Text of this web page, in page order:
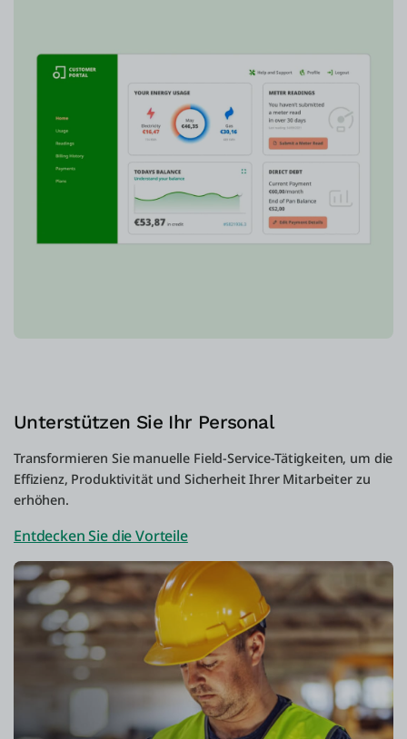
Unterstützen Sie Ihr Personal
Transformieren Sie manuelle Field-Service-Tätigkeiten, um die
Effizienz, Produktivität und Sicherheit Ihrer Mitarbeiter zu
erhöhen.
Entdecken Sie die Vorteile